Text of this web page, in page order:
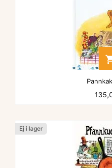
Pris
Ej i lager